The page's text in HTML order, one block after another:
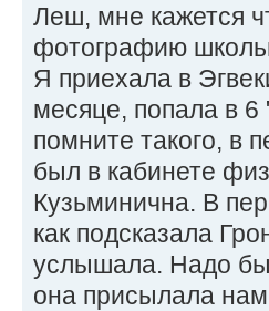
Леш, мне кажется
фотографию
Я приехала в
месяце, попала в
помните такого, в
был в кабинете
Кузьминична. В
как подсказала
услышала. Надо бы
она присылала